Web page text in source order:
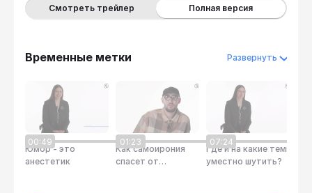
Смотреть трейлер Полная версия
Временные метки Развернуть
00:49
Юмор - это
анестетик
01:23
Как самоирония
спасет от
07:24
Где и на какие темы
уместно шутить?